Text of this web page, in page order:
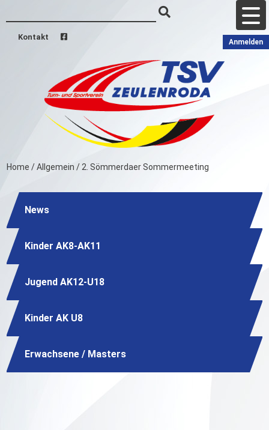
Kontakt
Anmelden
Home /Allgemein / 2. Sömmerdaer Sommermeeting
News
Kinder AK8-AK11
Jugend AK12-U18
Kinder AK U8
Erwachsene / Masters